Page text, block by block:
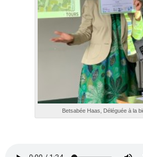
Betsabée Haas, Déléguée à la